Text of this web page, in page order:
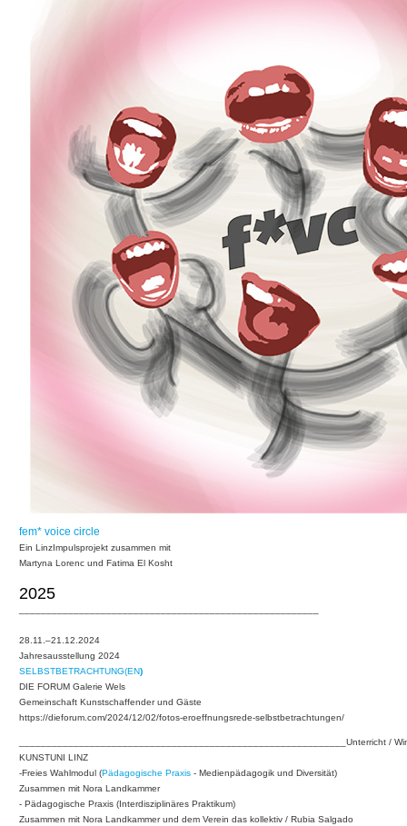
fem* voice circle
Ein LinzImpulsprojekt zusammen mit
Martyna Lorenc und Fatima El Kosht
2025
28.11.–21.12.2024
Jahresausstellung 2024
SELBSTBETRACHTUNG(EN)
DIE FORUM Galerie Wels
Gemeinschaft Kunstschaffender und Gäste
https://dieforum.com/2024/12/02/fotos-eroeffnungsrede-selbstbetrachtungen/
____________________________________________________________Unterricht /
KUNSTUNI LINZ
-Freies Wahlmodul (Pädagogische Praxis - Medienpädagogik und Diversität)
Zusammen mit Nora Landkammer
- Pädagogische Praxis (Interdisziplinäres Praktikum)
Zusammen mit Nora Landkammer und dem Verein das kollektiv / Rubia Salgado